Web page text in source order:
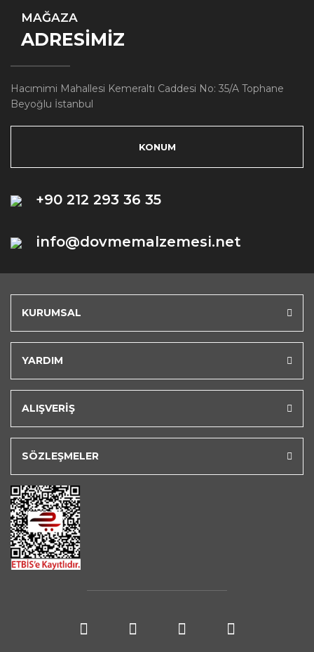
MAĞAZA
ADRESİMİZ
Hacımimi Mahallesi Kemeraltı Caddesi No: 35/A Tophane
Beyoğlu İstanbul
KONUM
+90 212 293 36 35
info@dovmemalzemesi.net
KURUMSAL
YARDIM
ALIŞVERİŞ
SÖZLEŞMELER